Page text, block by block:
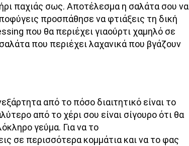
παχιάς σως. Αποτέλεσμα η σαλάτα σου να
προσπάθησε να φτιάξεις τη δική
που θα περιέχει γιαούρτι χαμηλό σε
που περιέχει λαχανικά που βγάζουν
από το πόσο διαιτητικό είναι το
από το χέρι σου είναι σίγουρο ότι θα
γεύμα. Για να το
σε περισσότερα κομμάτια και να το φας